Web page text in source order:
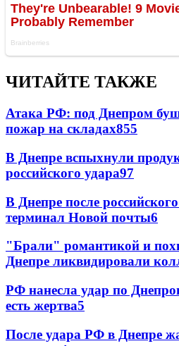
ЧИТАЙТЕ ТАКЖЕ
Атака РФ: под Днепром
пожар на складах855
В Днепре вспыхнули
российского удара97
В Днепре после
терминал Новой почты6
"Брали" романтикой и
Днепре ликвидировали
РФ нанесла удар по
есть жертва5
После удара РФ в Днепре